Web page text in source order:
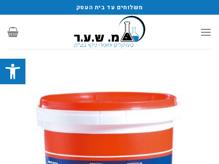
פתח
משלוחים עד בית העסק